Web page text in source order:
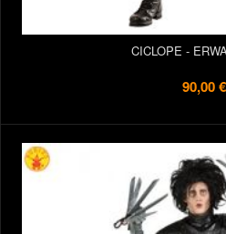
CICLOPE -
90,00 €